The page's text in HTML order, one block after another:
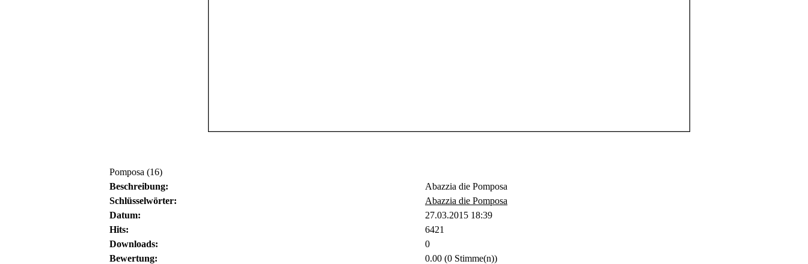
Pomposa (16)
Beschreibung:
Abazzia die Pomposa
Schlüsselwörter:
Abazzia die Pomposa
Datum:
27.03.2015 18:39
Hits:
6421
Downloads:
0
Bewertung:
0.00 (0 Stimme(n))